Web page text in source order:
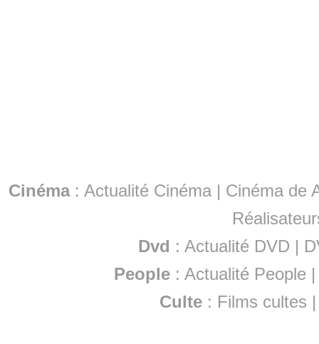
Cinéma: Actualité Cinéma | Cinéma de
Dvd : Actualité DVD |
People :Actualité People
Culte : Films cultes